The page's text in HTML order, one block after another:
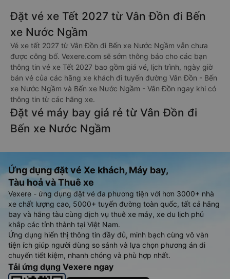
Đặt vé xe Tết 2027 từ Vân Đồn đi Bến
xe Nước Ngầm
Vé xe tết 2027 từ Vân Đồn đi Bến xe Nước Ngầm vẫn chưa
được công bố. Vexere.com sẽ sớm thông báo cho các bạn
thông tin vé xe Tết 2027 bao gồm giá vé, lịch trình, ngày giờ
bán vé của các hãng xe khách đi tuyến đường Vân Đồn - Bến
xe Nước Ngầm và Bến xe Nước Ngầm - Vân Đồn ngay khi có
thông tin từ các hãng xe.
Đặt vé máy bay giá rẻ từ Vân Đồn đi
Bến xe Nước Ngầm
Ứng dụng đặt vé Xe khách, Máy bay,
Tàu hoả và Thuê xe
Vexere - ứng dụng đặt vé đa phương tiện với hơn 3000+ nhà
xe chất lượng cao, 5000+ tuyến đường toàn quốc, tất cả hãng
bay và hãng tàu cùng dịch vụ thuê xe máy, xe du lịch phủ
khắp các tỉnh thành tại Việt Nam.
Ứng dụng hiển thị thông tin đầy đủ, minh bạch cùng vô vàn
tiện ích giúp người dùng so sánh và lựa chọn phương án di
chuyển tiết kiệm, nhanh chóng và phù hợp nhất.
Tải ứng dụng Vexere ngay